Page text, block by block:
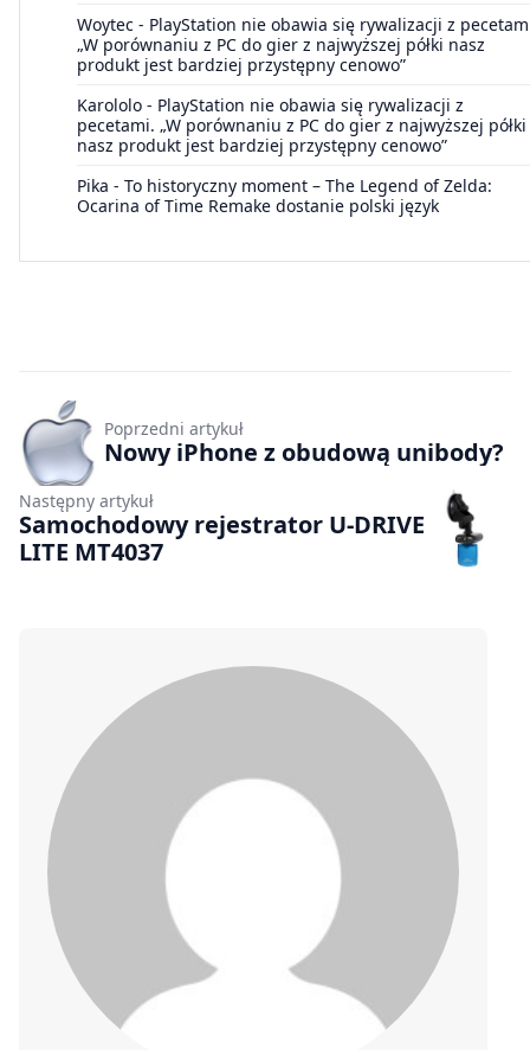
Woytec - PlayStation nie obawia się rywalizacji z
„W porównaniu z PC do gier z najwyższej półki nasz
produkt jest bardziej przystępny cenowo”
Karololo - PlayStation nie obawia się rywalizacji z
pecetami. „W porównaniu z PC do gier z najwyższej półki
nasz produkt jest bardziej przystępny cenowo”
Pika - To historyczny moment – The Legend of Zelda:
Ocarina of Time Remake dostanie polski język
Poprzedni artykuł
Nowy iPhone z obudową unibody?
Następny artykuł
Samochodowy rejestrator U-DRIVE
LITE MT4037